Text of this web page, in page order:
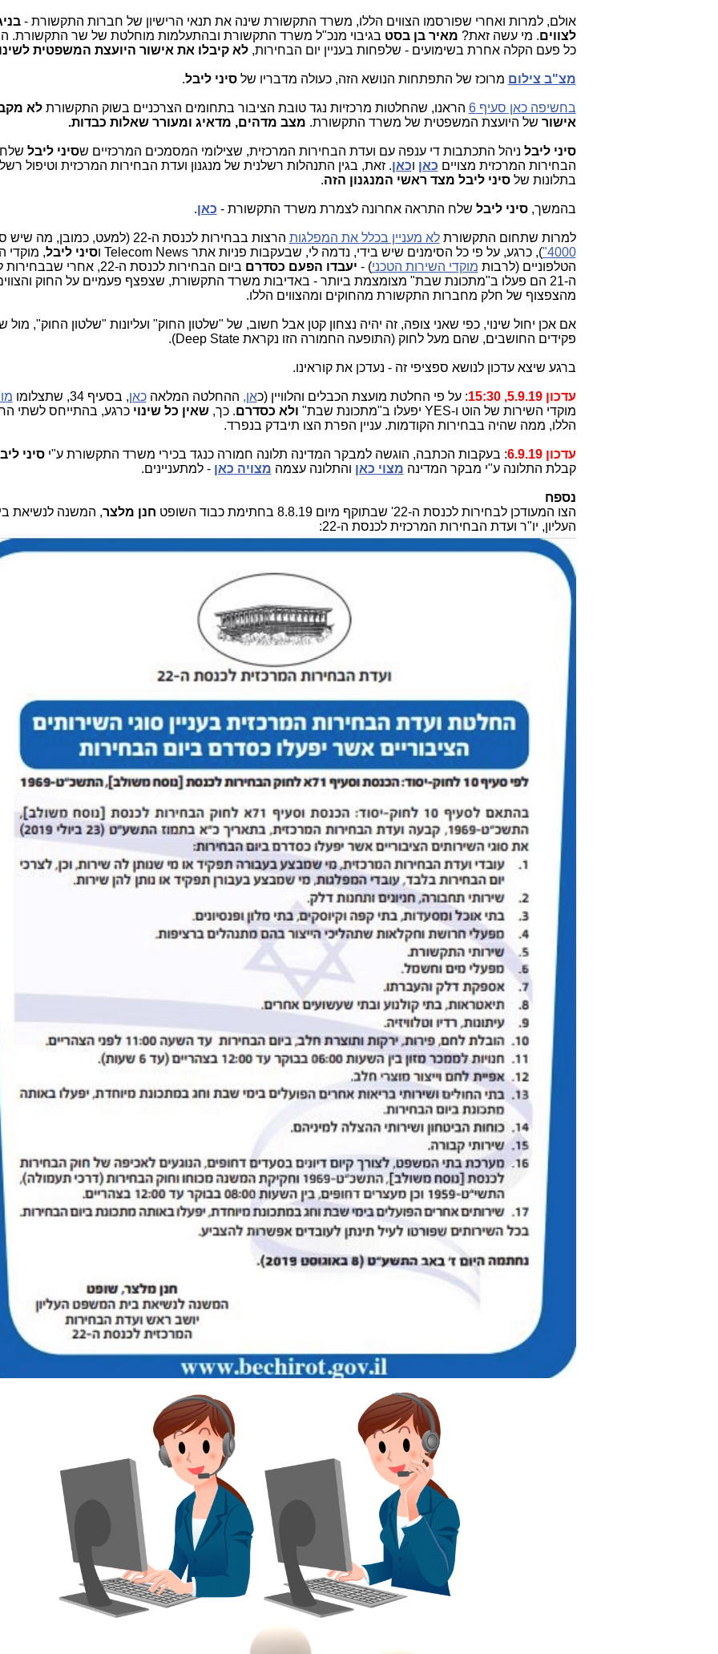
אולם, למרות ואחרי שפורסמו הצווים הללו, משרד התקשורת שינה את תנאי הרישיון של חברות התקשורת -
לצווים. מי עשה זאת? מאיר בן בסט בגיבוי מנכ"ל משרד התקשורת ובהתעלמות מוחלטת של שר התקשורת.
כל פעם הקלה אחרת בשימועים - שלפחות בעניין יום הבחירות,לא קיבלו את אישור היועצת המשפטית
מצ"ב צילום מרוכז של התפתחות הנושא הזה, כעולה מדבריו שלסיני ליבל.
בחשיפה כאן סעיף 6 הראנו, שהחלטות מרכזיות נגד טובת הציבור בתחומים הצרכניים בשוק התקשורתלא
אישור של היועצת המשפטית של משרד התקשורת. מצב מדהים, מדאיג ומעורר שאלות כבדות.
סיני ליבל ניהל התכתבות די ענפה עם ועדת הבחירות המרכזית, שצילומי המסמכים המרכזיים שסיני ליבל שלח
הבחירות המרכזית מצויים כאן וכאן. זאת, בגין התנהלות רשלנית של מנגנון ועדת הבחירות המרכזית וטיפול
בתלונות שלסיני ליבל מצד ראשי המנגנון הזה.
בהמשך,סיני ליבל שלח התראה אחרונה לצמרת משרד התקשורת - כאן.
למרות שתחום התקשורתלא מעניין בכלל את המפלגות הרצות בבחירות לכנסת ה-22 (למעט, כמובן, מה שיש סביב "
4000" ), כרגע, על פי כל הסימנים שיש בידי, נדמה לי, שבעקבות פניות אתר Telecom News ו סיני ליבל, מוקדי
הטלפוניים (לרבות מוקדי השירות הטכני) - יעבדו הפעם כסדרם
ביום הבחירות לכנסת ה-22, אחרי
ה-21 הם פעלו ב"מתכונת שבת" מצומצמת ביותר - באדיבות משרד התקשורת, שצפצף פעמיים על החוק
מהצפצוף של חלק מחברות התקשורת מהחוקים ומהצווים הללו.
אם אכן יחול שינוי, כפי שאני צופה, זה יהיה נצחון קטן אבל חשוב, של "שלטון החוק" ועליונות "שלטון החוק", מול
פקידים החושבים, שהם מעל לחוק (התופעה החמורה הזו נקראת Deep State).
ברגע שיצא עדכון לנושא ספציפי זה - נעדכן את קוראינו.
עדכון 5.9.19, 15:30 : על פי החלטת מועצת הכבלים והלוויין (כאן, ההחלטה המלאהכאן, בסעיף 34, שתצלומו
מוקדי השירות של הוט ו-YES יפעלו ב"מתכונת שבת"
ולא כסדרם. כך,שאין כל שינוי כרגע, בהתייחס לשתי
הללו, ממה שהיה בבחירות הקודמות. עניין הפרת הצו תיבדק בנפרד.
עדכון 6.9.19 : בעקבות הכתבה, הוגשה למבקר המדינה תלונה חמורה כנגד בכירי משרד התקשורת ע"יסיני
קבלת התלונה ע"י מבקר המדינה מצוי כאן והתלונה עצמה מצויה כאן - למתעניינים.
נספח
הצו המעודכן לבחירות לכנסת ה-22' שבתוקף מיום 8.8.19 בחתימת כבוד השופט
חנן מלצר, המשנה לנשיאת
העליון, יו"ר ועדת הבחירות המרכזית לכנסת ה-22: